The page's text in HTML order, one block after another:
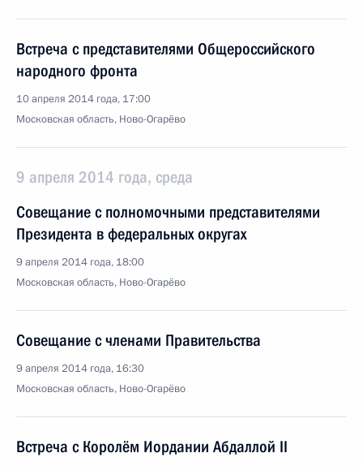
Встреча с представителями Общероссийского
народного фронта
10 апреля 2014 года, 17:00
Московская область, Ново-Огарёво
9 апреля 2014 года, среда
Совещание с полномочными представителями
Президента в федеральных округах
9 апреля 2014 года, 18:00
Московская область, Ново-Огарёво
Совещание с членами Правительства
9 апреля 2014 года, 16:30
Московская область, Ново-Огарёво
Встреча с Королём Иордании Абдаллой II